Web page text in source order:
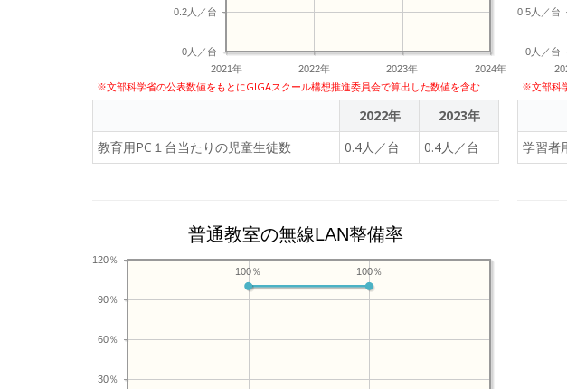
2021年 2022年 2023年 2024年
0人／台
0.2人／台
※文部科学省の公表数値をもとにGIGAスクール構想推進委員会で算出した数値を含む
2022年
2023年
教育用PC１台当たりの児童生徒数
0.4人／台 0.4人／台
0人／台
0.5人／台
※文部科
学習者
普通教室の無線LAN整備率
30％
60％
90％
120％
100％
100％